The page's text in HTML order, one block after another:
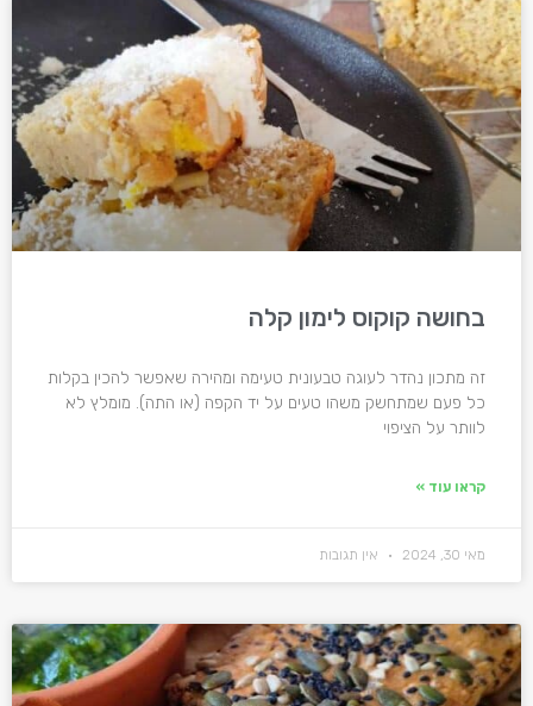
בחושה קוקוס לימון קלה
זה מתכון נהדר לעוגה טבעונית טעימה ומהירה שאפשר להכין בקלות
כל פעם שמתחשק משהו טעים על יד הקפה (או התה). מומלץ לא
לוותר על הציפוי
קראו עוד »
מאי 30, 2024 אין תגובות